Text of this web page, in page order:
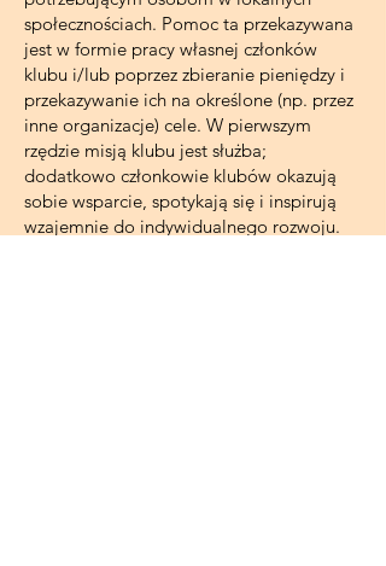
społecznościach. Pomoc ta przekazywana
jest w formie pracy własnej członków
klubu i/lub poprzez zbieranie pieniędzy i
przekazywanie ich na określone (np. przez
inne organizacje) cele. W pierwszym
rzędzie misją klubu jest służba;
dodatkowo członkowie klubów okazują
sobie wsparcie, spotykają się i inspirują
wzajemnie do indywidualnego rozwoju.